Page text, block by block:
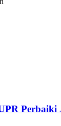
Perbaiki